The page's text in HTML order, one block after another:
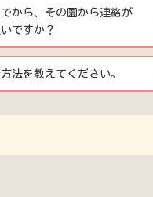
から、その園から連絡が
ですか？
法を教えてください。